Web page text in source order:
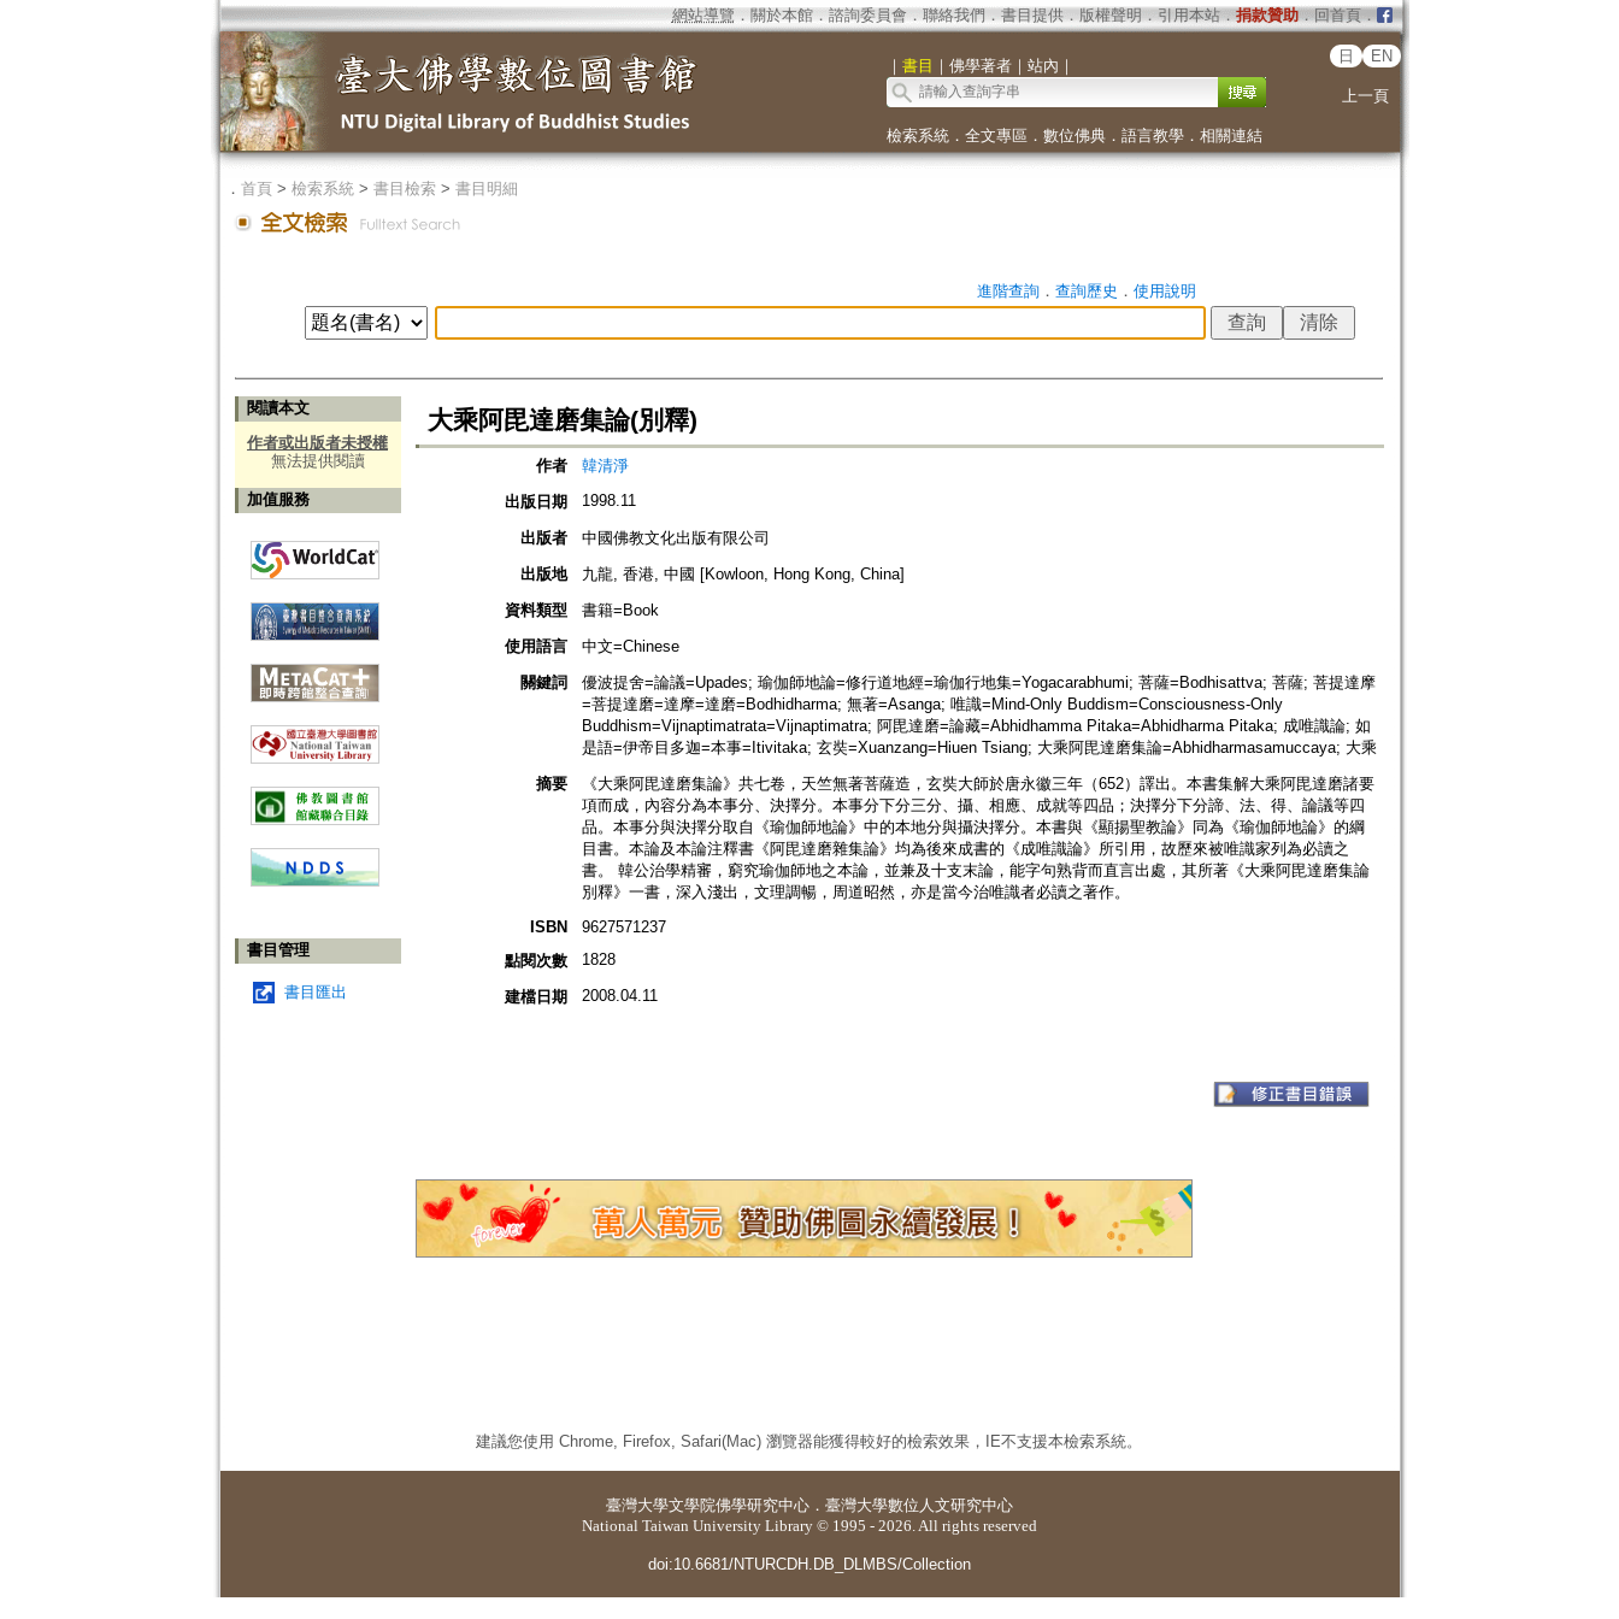
網站導覽 ． 關於本館． 諮詢委員會． 聯絡我們 ． 書目提供． 版權聲明 ． 引用本站． 捐款贊助．回首頁．
｜ 書目 ｜ 佛學著者｜ 站內 ｜
日 EN
上一頁
檢索系統． 全文專區 ． 數位佛典． 語言教學． 相關連結
． 首頁> 檢索系統> 書目檢索> 書目明細
進階查詢． 查詢歷史 ． 使用說明
閱讀本文
作者或出版者未授權
無法提供閱讀
加值服務
書目管理
書目匯出
大乘阿毘達磨集論(別釋)
作者
韓清淨
出版日期
1998.11
出版者
中國佛教文化出版有限公司
出版地
九龍, 香港, 中國 [Kowloon, Hong Kong, China]
資料類型
書籍=Book
使用語言
中文=Chinese
關鍵詞
優波提舍=論議=Upades; 瑜伽師地論=修行道地經=瑜伽行地集=Yogacarabhumi; 菩薩=Bodhisattva; 菩薩; 菩提達摩
=菩提達磨=達摩=達磨=Bodhidharma; 無著=Asanga; 唯識=Mind-Only Buddism=Consciousness-Only
Buddhism=Vijnaptimatrata=Vijnaptimatra; 阿毘達磨=論藏=Abhidhamma Pitaka=Abhidharma Pitaka; 成唯識論; 如
是語=伊帝目多迦=本事=Itivitaka; 玄奘=Xuanzang=Hiuen Tsiang; 大乘阿毘達磨集論=Abhidharmasamuccaya; 大乘
摘要
《大乘阿毘達磨集論》共七卷，天竺無著菩薩造，玄奘大師於唐永徽三年（652）譯出。本書集解大乘阿毘達磨諸要
項而成，內容分為本事分、決擇分。本事分下分三分、攝、相應、成就等四品；決擇分下分諦、法、得、論議等四
品。本事分與決擇分取自《瑜伽師地論》中的本地分與攝決擇分。本書與《顯揚聖教論》同為《瑜伽師地論》的綱
目書。本論及本論注釋書《阿毘達磨雜集論》均為後來成書的《成唯識論》所引用，故歷來被唯識家列為必讀之
書。 韓公治學精審，窮究瑜伽師地之本論，並兼及十支末論，能字句熟背而直言出處，其所著《大乘阿毘達磨集論
別釋》一書，深入淺出，文理調暢，周道昭然，亦是當今治唯識者必讀之著作。
ISBN
9627571237
點閱次數
1828
建檔日期 2008.04.11
建議您使用 Chrome, Firefox, Safari(Mac) 瀏覽器能獲得較好的檢索效果，IE不支援本檢索系統。
臺灣大學文學院佛學研究中心 ． 臺灣大學數位人文研究中心
National Taiwan University Library © 1995 - 2026. All rights reserved
doi:10.6681/NTURCDH.DB_DLMBS/Collection